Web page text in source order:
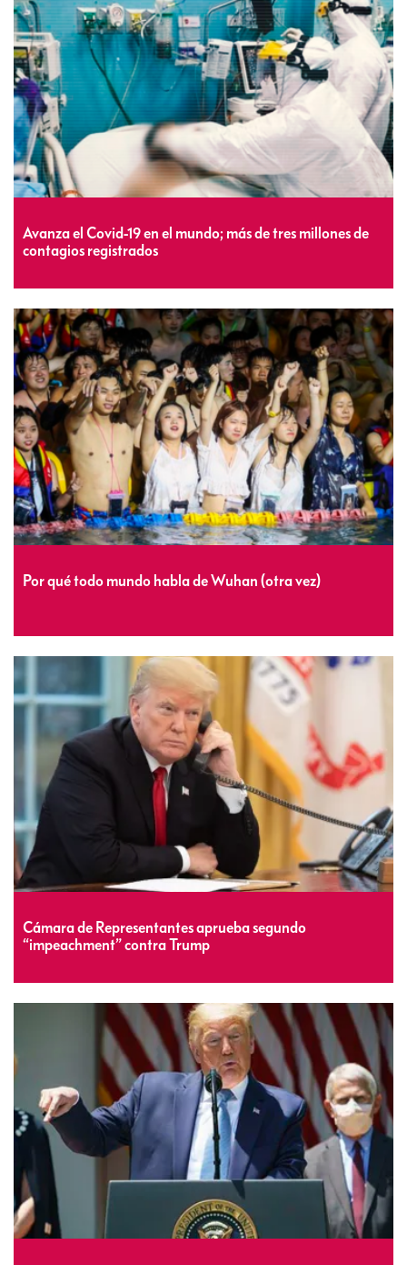
Avanza el Covid-19 en el mundo; más de tres millones de
contagios registrados
Por qué todo mundo habla de Wuhan (otra vez)
Cámara de Representantes aprueba segundo
“impeachment” contra Trump